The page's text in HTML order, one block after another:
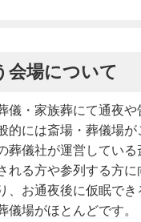
会場について
儀・家族葬にて通夜や
的には斎場・葬儀場が
葬儀社が運営してい
れる方や参列する方
、お通夜後に仮眠でき
儀場がほとんどです。